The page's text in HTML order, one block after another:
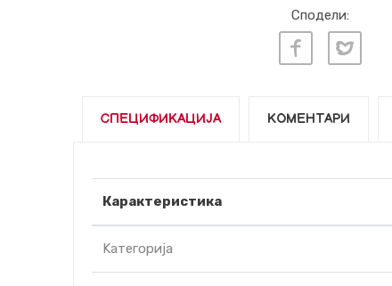
Сподели:
СПЕЦИФИКАЦИЈА КОМЕНТАРИ
Карактеристика
Kатегорија